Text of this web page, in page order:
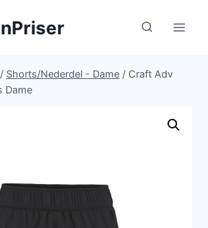
/ Shorts/Nederdel - Dame / Craft Adv
Dame